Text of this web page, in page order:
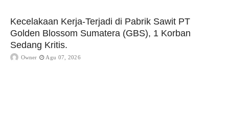
Kecelakaan Kerja-Terjadi di Pabrik Sawit PT
Golden Blossom Sumatera (GBS), 1 Korban
Sedang Kritis.
Owner Agu 07, 2026